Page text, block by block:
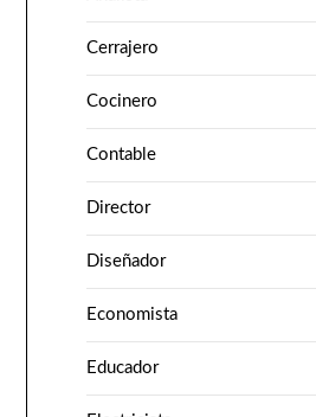
Cerrajero
Cocinero
Contable
Director
Diseñador
Economista
Educador